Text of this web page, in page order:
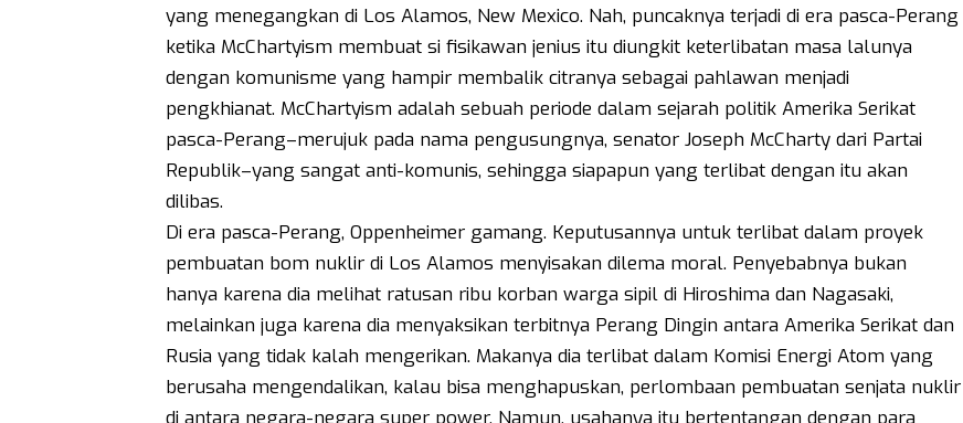
yang menegangkan di Los Alamos, New Mexico. Nah, puncaknya terjadi di era pasca-Perang
ketika McChartyism membuat si fisikawan jenius itu diungkit keterlibatan masa lalunya
dengan komunisme yang hampir membalik citranya sebagai pahlawan menjadi
pengkhianat. McChartyism adalah sebuah periode dalam sejarah politik Amerika Serikat
pasca-Perang–merujuk pada nama pengusungnya, senator Joseph McCharty dari Partai
Republik–yang sangat anti-komunis, sehingga siapapun yang terlibat dengan itu akan
dilibas.
Di era pasca-Perang, Oppenheimer gamang. Keputusannya untuk terlibat dalam proyek
pembuatan bom nuklir di Los Alamos menyisakan dilema moral. Penyebabnya bukan
hanya karena dia melihat ratusan ribu korban warga sipil di Hiroshima dan Nagasaki,
melainkan juga karena dia menyaksikan terbitnya Perang Dingin antara Amerika Serikat dan
Rusia yang tidak kalah mengerikan. Makanya dia terlibat dalam Komisi Energi Atom yang
berusaha mengendalikan, kalau bisa menghapuskan, perlombaan pembuatan senjata nuklir